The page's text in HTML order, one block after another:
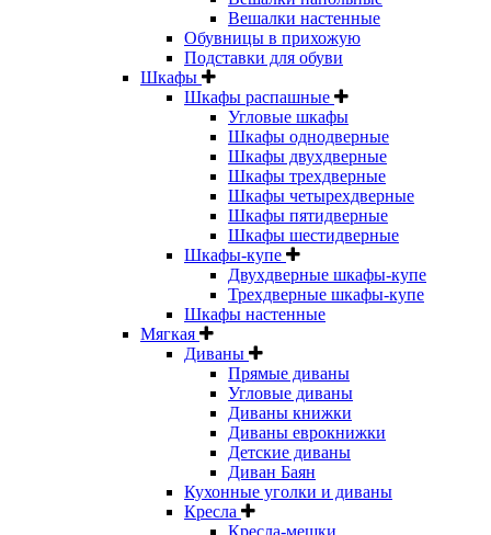
Вешалки настенные
Обувницы в прихожую
Подставки для обуви
Шкафы
Шкафы распашные
Угловые шкафы
Шкафы однодверные
Шкафы двухдверные
Шкафы трехдверные
Шкафы четырехдверные
Шкафы пятидверные
Шкафы шестидверные
Шкафы-купе
Двухдверные шкафы-купе
Трехдверные шкафы-купе
Шкафы настенные
Мягкая
Диваны
Прямые диваны
Угловые диваны
Диваны книжки
Диваны еврокнижки
Детские диваны
Диван Баян
Кухонные уголки и диваны
Кресла
Кресла-мешки